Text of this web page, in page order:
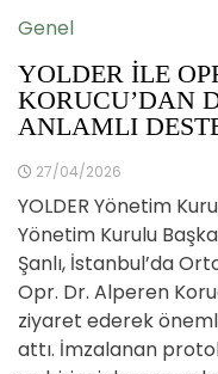
Genel
YOLDER İLE
KORUCU’DAN
ANLAMLI
27/04/2026
YOLDER Yönetim
Yönetim Kurulu
Şanlı, İstanbul’da
Opr. Dr. Alperen
ziyaret ederek
attı. İmzalanan